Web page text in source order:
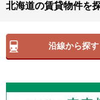
北海道の賃貸物件を
沿線から探す